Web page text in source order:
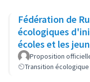
Fédération de
écologiques
écoles et les
Proposition
Transition